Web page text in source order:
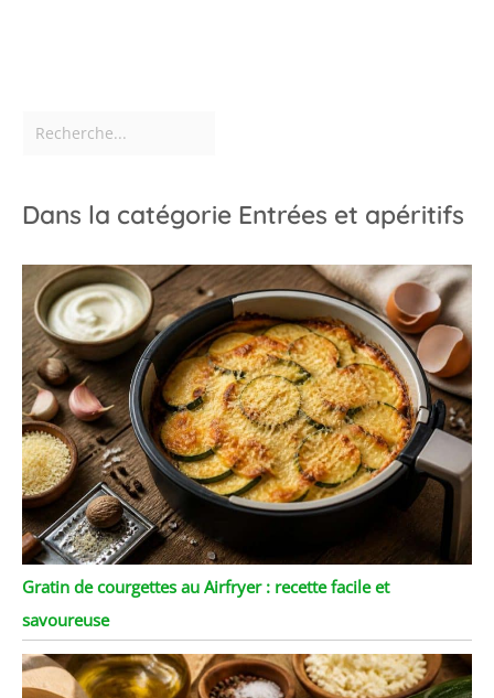
Dans la catégorie Entrées et apéritifs
Gratin de courgettes au Airfryer : recette facile et
savoureuse